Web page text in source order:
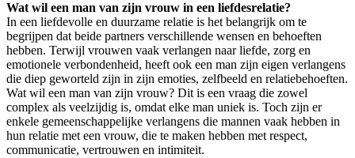
Wat wil een man van zijn vrouw in een liefdesrelatie?
In een liefdevolle en duurzame relatie is het belangrijk om te
begrijpen dat beide partners verschillende wensen en behoeften
hebben. Terwijl vrouwen vaak verlangen naar liefde, zorg en
emotionele verbondenheid, heeft ook een man zijn eigen verlangens
die diep geworteld zijn in zijn emoties, zelfbeeld en relatiebehoeften.
Wat wil een man van zijn vrouw? Dit is een vraag die zowel
complex als veelzijdig is, omdat elke man uniek is. Toch zijn er
enkele gemeenschappelijke verlangens die mannen vaak hebben in
hun relatie met een vrouw, die te maken hebben met respect,
communicatie, vertrouwen en intimiteit.